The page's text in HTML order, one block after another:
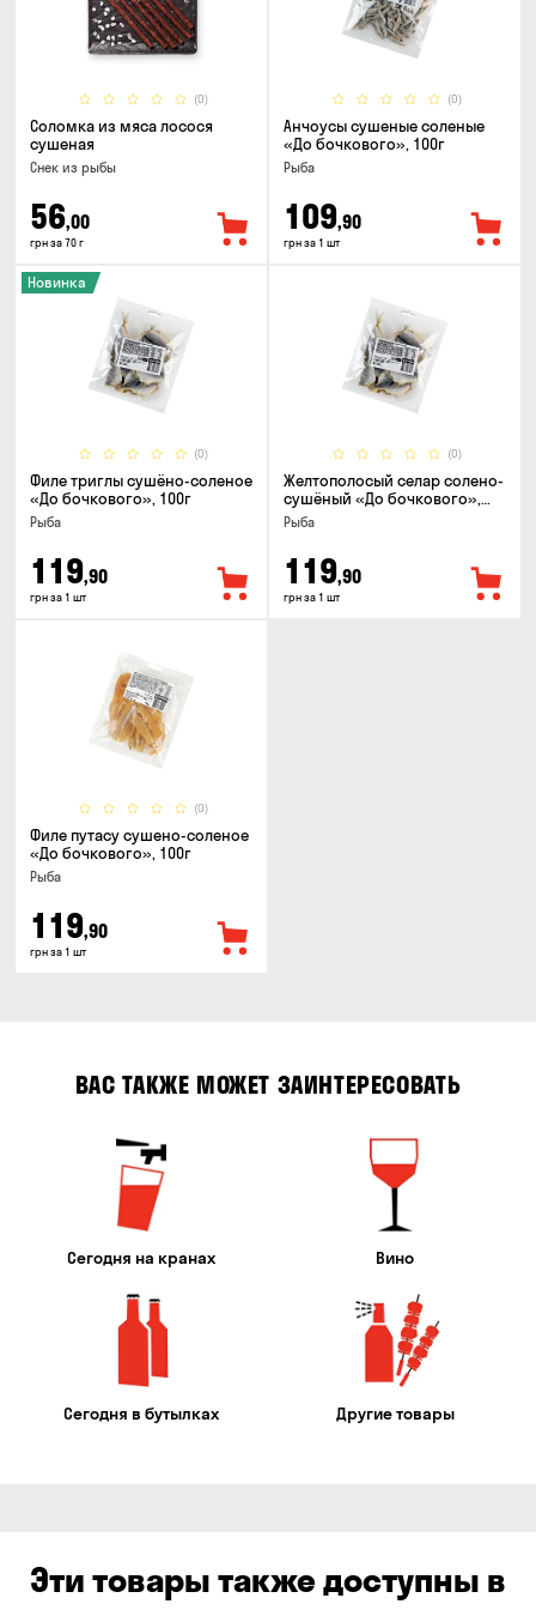
(0)
Соломка из мяса лосося
сушеная
Снек из рыбы
56,00
грн за 70 г
(0)
Анчоусы сушеные соленые
«До бочкового», 100г
Рыба
109,90
грн за 1 шт
(0)
Новинка
Филе триглы сушёно-соленое
«До бочкового», 100г
Рыба
119,90
грн за 1 шт
(0)
Желтополосый селар солено-
сушёный «До бочкового»,
100г
Рыба
119,90
грн за 1 шт
(0)
Филе путасу сушено-соленое
«До бочкового», 100г
Рыба
119,90
грн за 1 шт
ВАС ТАКЖЕ МОЖЕТ ЗАИНТЕРЕСОВАТЬ
Сегодня на кранах Вино
Сегодня в бутылках Другие товары
Эти товары также доступны в